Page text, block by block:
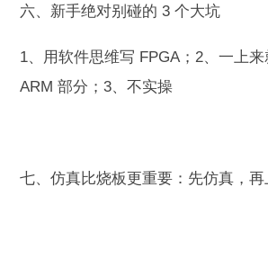
六、新手绝对别碰的 3 个大坑
1、用软件思维写 FPGA；2、一上
ARM 部分；3、不实操
七、仿真比烧板更重要：先仿真，再